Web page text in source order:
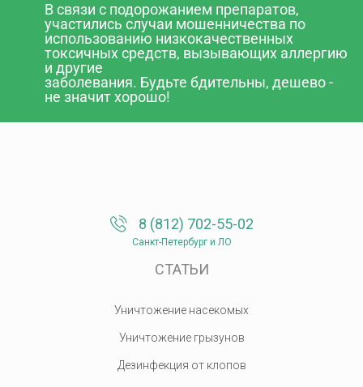
В связи с подорожанием препаратов,
участились случаи мошенничества по
использованию низкокачественных
токсичных средств, вызывающих аллергию
и другие
заболевания. Будьте бдительны, дешево -
не значит хорошо!
СТАТЬИ
8 (812) 702-55-02
Санкт-Петербург и ЛО
Уничтожение насекомых
Уничтожение грызунов
Дезинфекция от клопов